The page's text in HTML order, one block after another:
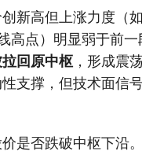
新高但上涨力度（
高点）明显弱于前一
回原中枢 ，形成震
支撑，但技术面信
是否跌破中枢下沿